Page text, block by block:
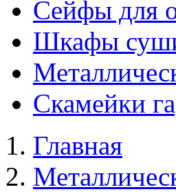
Сейфы для
Шкафы
Скамейки
Главная